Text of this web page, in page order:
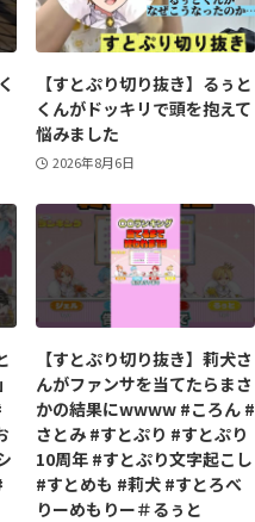
【すとぷり切り抜き】るぅと
くんがドッキリで頭を抱えて
悩みました
2026年8月6日
【すとぷり切り抜き】莉犬さ
んがファンサを当てたらまさ
かの結果にwwww #ころん #
さとみ #すとぷり #すとぷり
10周年 #すとぷり文字起こし
#すとめも #莉犬 #すとろべ
りーめもりー＃るぅと